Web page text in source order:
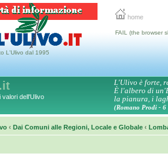
home
L'Ulivo dal 1995
FAIL (the browser
valori dell'Ulivo
L'Ulivo è forte,
È l'albero di
la pianura, i
(Romano Prodi - 6
‹ Dai Comuni alle Regioni, Locale e Globale ‹